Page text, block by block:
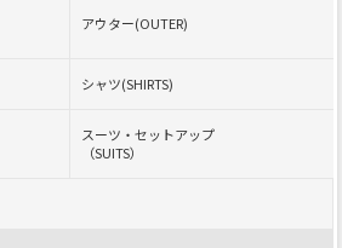
アウター(OUTER)
シャツ(SHIRTS)
スーツ・セットアップ
（SUITS）